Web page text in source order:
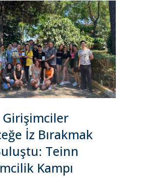
Girişimciler
İz Bırakmak
Teinn
Kampı